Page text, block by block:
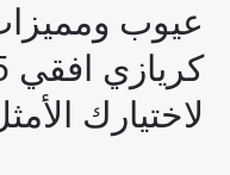
عيوب
لاختيارك